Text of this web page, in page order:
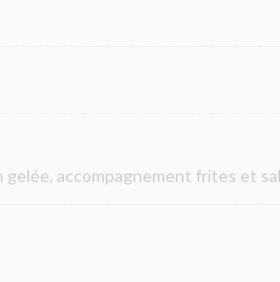
gelée, accompagnement frites et